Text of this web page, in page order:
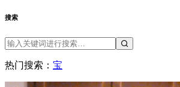
搜索
热门搜索： 宝